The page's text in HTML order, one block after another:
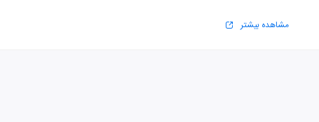
مشاهده بیشتر